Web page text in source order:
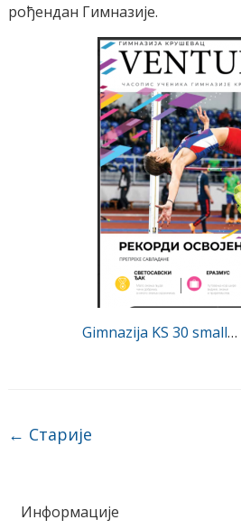
Информације
рођендан Гимназије.
Gimnazija KS 30 small…
Post navigation
← Старије